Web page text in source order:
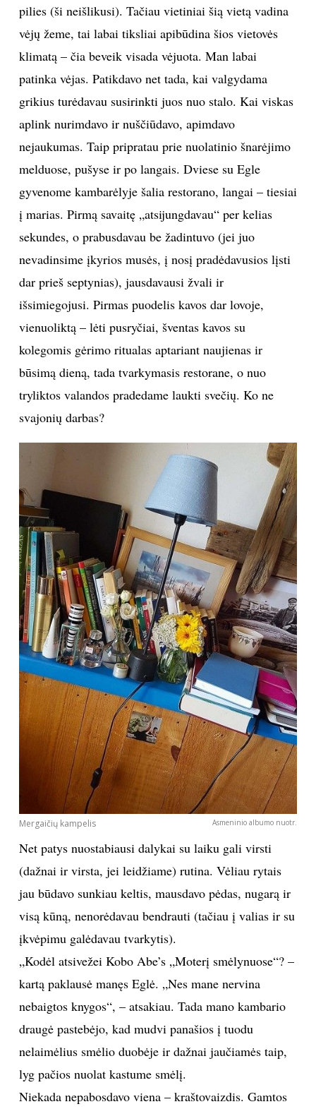
pilies (ši neišlikusi). Tačiau vietiniai šią vietą vadina
vėjų žeme, tai labai tiksliai apibūdina šios vietovės
klimatą – čia beveik visada vėjuota. Man labai
patinka vėjas. Patikdavo net tada, kai valgydama
grikius turėdavau susirinkti juos nuo stalo. Kai viskas
aplink nurimdavo ir nuščiūdavo, apimdavo
nejaukumas. Taip pripratau prie nuolatinio šnarėjimo
melduose, pušyse ir po langais. Dviese su Egle
gyvenome kambarėlyje šalia restorano, langai – tiesiai
į marias. Pirmą savaitę „atsijungdavau“ per kelias
sekundes, o prabusdavau be žadintuvo (jei juo
nevadinsime įkyrios musės, į nosį pradėdavusios lįsti
dar prieš septynias), jausdavausi žvali ir
išsimiegojusi. Pirmas puodelis kavos dar lovoje,
vienuoliktą – lėti pusryčiai, šventas kavos su
kolegomis gėrimo ritualas aptariant naujienas ir
būsimą dieną, tada tvarkymasis restorane, o nuo
tryliktos valandos pradedame laukti svečių. Ko ne
svajonių darbas?
Mergaičių kampelis Asmeninio albumo nuotr.
Net patys nuostabiausi dalykai su laiku gali virsti
(dažnai ir virsta, jei leidžiame) rutina. Vėliau rytais
jau būdavo sunkiau keltis, mausdavo pėdas, nugarą ir
visą kūną, nenorėdavau bendrauti (tačiau į valias ir su
įkvėpimu galėdavau tvarkytis).
„Kodėl atsivežei Kobo Abe’s „Moterį smėlynuose“? –
kartą paklausė manęs Eglė. „Nes mane nervina
nebaigtos knygos“, – atsakiau. Tada mano kambario
draugė pastebėjo, kad mudvi panašios į tuodu
nelaimėlius smėlio duobėje ir dažnai jaučiamės taip,
lyg pačios nuolat kastume smėlį.
Niekada nepabosdavo viena – kraštovaizdis. Gamtos